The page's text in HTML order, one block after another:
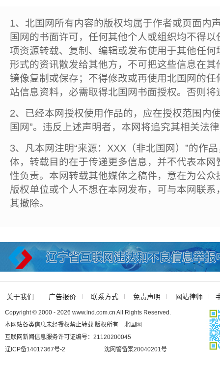
1、北国网所有内容的版权均属于作者或页面内
国网的书面许可，任何其他个人或组织均不得
项资源转载、复制、编辑或发布使用于其他任
形式的资讯散发给其他方，不可把这些信息在
镜像复制或保存；不得修改或再使用北国网的
站信息资料，必需取得北国网书面授权。否则将
2、已经本网授权使用作品的，应在授权范围内
国网”。违反上述声明者，本网将追究其相关法
3、凡本网注明“来源：XXX（非北国网）”的作
体，转载目的在于传递更多信息，并不代表本
性负责。本网转载其他媒体之稿件，意在为公
版权单位或个人不想在本网发布，可与本网联
其撤除。
关于我们 广告报价 联系方式 免责声明 网站律师
Copyright © 2000 - 2026 www.lnd.com.cn All Rights Reserved.
本网站各类信息未经授权禁止转载 版权所有 北国网
互联网新闻信息服务许可证编号：21120200045
辽ICP备14017367号-2
沈网警备案20040201号